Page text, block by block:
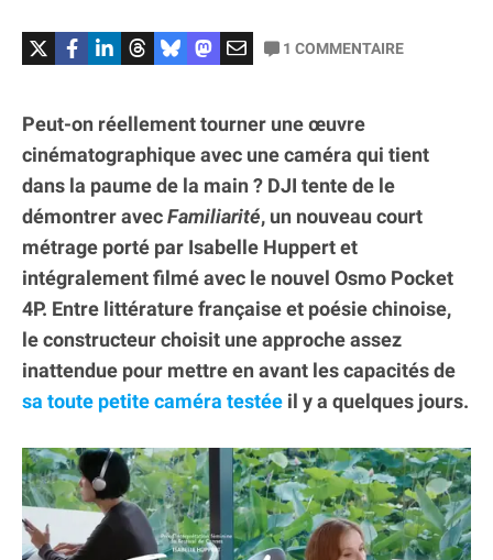
1 COMMENTAIRE
Peut-on réellement tourner une œuvre
cinématographique avec une caméra qui tient
dans la paume de la main ? DJI tente de le
démontrer avecFamiliarité, un nouveau court
métrage porté par Isabelle Huppert et
intégralement filmé avec le nouvel Osmo Pocket
4P. Entre littérature française et poésie chinoise,
le constructeur choisit une approche assez
inattendue pour mettre en avant les capacités de
sa toute petite caméra testée il y a quelques jours.